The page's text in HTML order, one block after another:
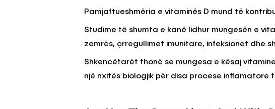
Pamjaftueshmëria e vitaminës D mund të
Studime të shumta e kanë lidhur mungesën e
zemrës, çrregullimet imunitare, infeksionet dhe
Shkencëtarët thonë se mungesa e kësaj
një nxitës biologjik për disa procese inflamatore